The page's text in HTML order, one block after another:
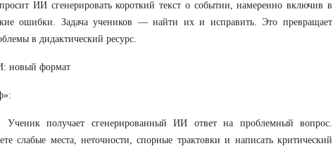
ИИ сгенерировать короткий текст о событии, намеренно включив в
ошибки. Задача учеников — найти их и исправить. Это превращает
в дидактический ресурс.
новый формат
Ученик получает сгенерированный ИИ ответ на проблемный вопрос.
слабые места, неточности, спорные трактовки и написать критический